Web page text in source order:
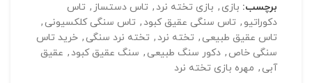
برچسب: بازی , بازی تخته نرد , تاس دستساز , تاس
دکوراتیو , تاس سنگی عقیق کبود , تاس سنگی کلکسیونی ,
تاس عقیق طبیعی , تخته نرد , تخته نرد سنگی , خرید تاس
سنگی خاص, دکور سنگ طبیعی , سنگ عقیق کبود , عقیق
آبی , مهره بازی تخته نرد